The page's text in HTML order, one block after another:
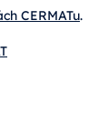
CERMATu.